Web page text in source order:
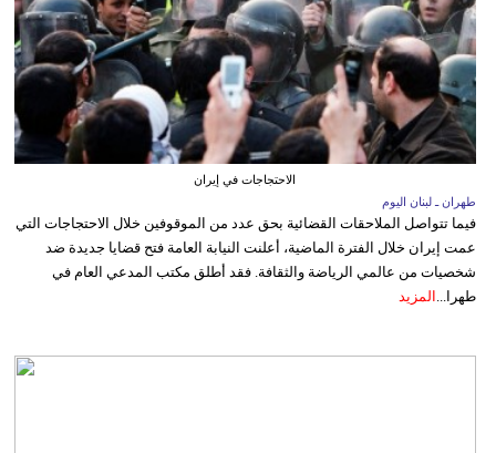
الاحتجاجات في إيران
طهران ـ لبنان اليوم
فيما تتواصل الملاحقات القضائية بحق عدد من الموقوفين خلال الاحتجاجات التي
عمت إيران خلال الفترة الماضية، أعلنت النيابة العامة فتح قضايا جديدة ضد
شخصيات من عالمي الرياضة والثقافة. فقد أطلق مكتب المدعي العام في
طهرا... المزيد